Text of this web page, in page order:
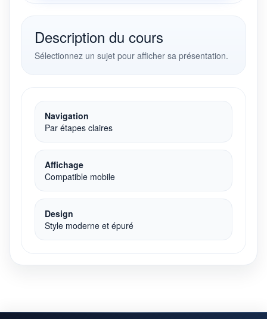
Description du cours
Sélectionnez un sujet pour afficher sa présentation.
Navigation
Par étapes claires
Affichage
Compatible mobile
Design
Style moderne et épuré